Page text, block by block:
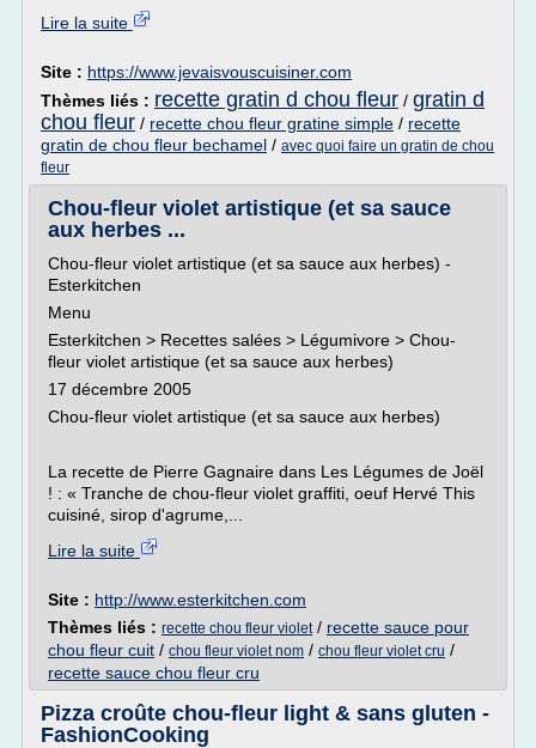
Lire la suite
Site : https://www.jevaisvouscuisiner.com
Thèmes liés : recette gratin d chou fleur / gratin d
chou fleur / recette chou fleur gratine simple / recette
gratin de chou fleur bechamel / avec quoi faire un gratin de chou
fleur
Chou-fleur violet artistique (et sa sauce
aux herbes ...
Chou-fleur violet artistique (et sa sauce aux herbes) -
Esterkitchen
Menu
Esterkitchen > Recettes salées > Légumivore > Chou-
fleur violet artistique (et sa sauce aux herbes)
17 décembre 2005
Chou-fleur violet artistique (et sa sauce aux herbes)
La recette de Pierre Gagnaire dans Les Légumes de Joël
! : « Tranche de chou-fleur violet graffiti, oeuf Hervé This
cuisiné, sirop d'agrume,...
Lire la suite
Site : http://www.esterkitchen.com
Thèmes liés : recette chou fleur violet/ recette sauce pour
chou fleur cuit / chou fleur violet nom / chou fleur violet cru /
recette sauce chou fleur cru
Pizza croûte chou-fleur light & sans gluten -
FashionCooking